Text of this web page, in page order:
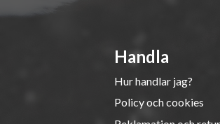
Handla
Hur handlar jag?
Policy och cookies